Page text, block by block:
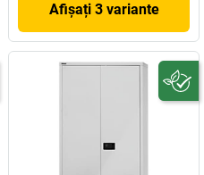
Afișați 3 variante